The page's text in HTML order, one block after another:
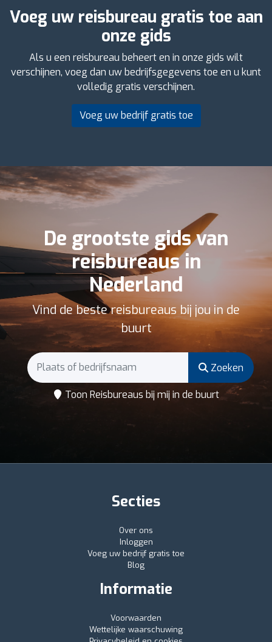
Voeg uw reisbureau gratis toe aan
onze gids
Als u een reisbureau beheert en in onze gids wilt
verschijnen, voeg dan uw bedrijfsgegevens toe en u kunt
volledig gratis verschijnen.
Voeg uw bedrijf gratis toe
De grootste gids van
reisbureaus in
Nederland
Vind de beste reisbureaus bij jou in de
buurt
Zoeken
Toon Reisbureaus bij mij in de buurt
Secties
Over ons
Inloggen
Voeg uw bedrijf gratis toe
Blog
Informatie
Voorwaarden
Wettelijke waarschuwing